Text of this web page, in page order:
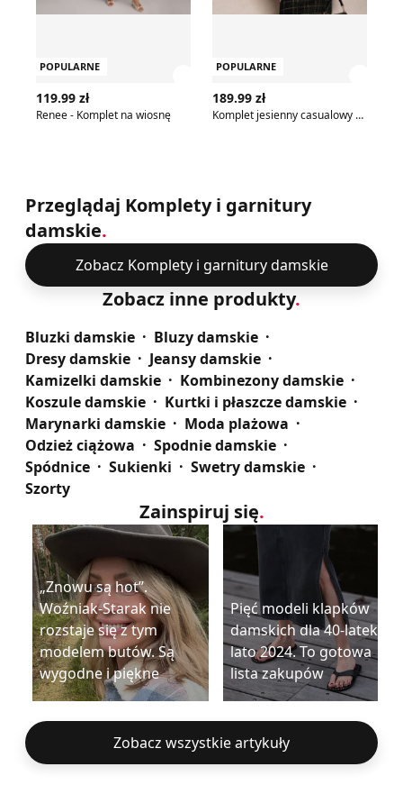
POPULARNE
119.99 zł
Renee - Komplet na wiosnę
POPULARNE
189.99 zł
Komplet jesienny casualowy Renee
Przeglądaj Komplety i garnitury
damskie.
Zobacz Komplety i garnitury damskie
Zobacz inne produkty.
Bluzki damskie
Bluzy damskie
Dresy damskie
Jeansy damskie
Kamizelki damskie
Kombinezony damskie
Koszule damskie
Kurtki i płaszcze damskie
Marynarki damskie
Moda plażowa
Odzież ciążowa
Spodnie damskie
Spódnice
Sukienki
Swetry damskie
Szorty
Zainspiruj się.
„Znowu są hot”.
Woźniak-Starak nie
rozstaje się z tym
modelem butów. Są
wygodne i piękne
Pięć modeli klapków
damskich dla 40-latek na
lato 2024. To gotowa
lista zakupów
Zobacz wszystkie artykuły